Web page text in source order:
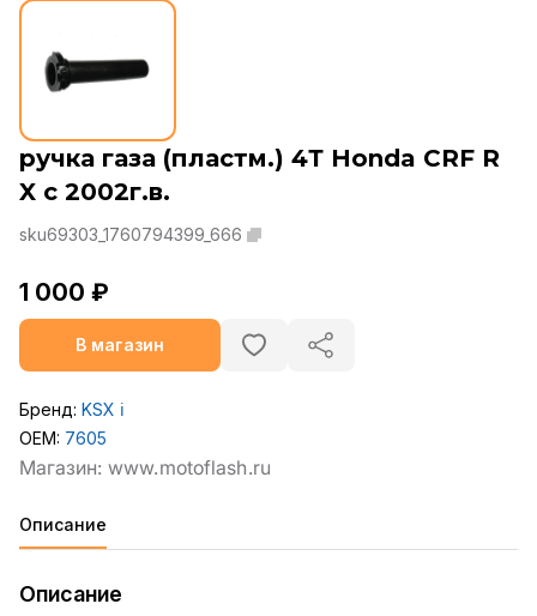
ручка газа (пластм.) 4Т Honda CRF R
X с 2002г.в.
sku69303_1760794399_666
1 000 ₽
В магазин
Бренд: KSX ℹ️
OEM: 7605
Описание
Описание